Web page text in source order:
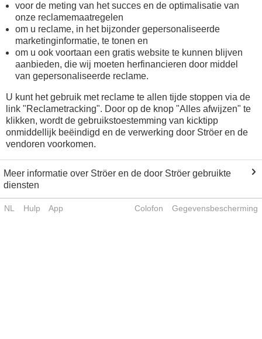
voor de meting van het succes en de optimalisatie van
onze reclamemaatregelen
om u reclame, in het bijzonder gepersonaliseerde
marketinginformatie, te tonen en
om u ook voortaan een gratis website te kunnen blijven
aanbieden, die wij moeten herfinancieren door middel
van gepersonaliseerde reclame.
U kunt het gebruik met reclame te allen tijde stoppen via de
link "Reclametracking". Door op de knop "Alles afwijzen" te
klikken, wordt de gebruikstoestemming van kicktipp
onmiddellijk beëindigd en de verwerking door Ströer en de
vendoren voorkomen.
Meer informatie over Ströer en de door Ströer gebruikte
diensten
NL Hulp App Colofon Gegevensbescherming